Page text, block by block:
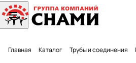
Главная Каталог Трубы и соединения